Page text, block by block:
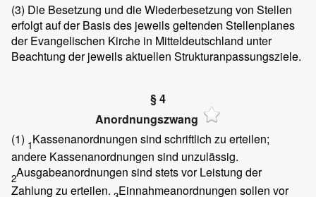
(3) Die Besetzung und die Wiederbesetzung von Stellen
erfolgt auf der Basis des jeweils geltenden Stellenplanes
der Evangelischen Kirche in Mitteldeutschland unter
Beachtung der jeweils aktuellen Strukturanpassungsziele.
§ 4
Anordnungszwang
(1) 1Kassenanordnungen sind schriftlich zu erteilen;
andere Kassenanordnungen sind unzulässig.
2Ausgabeanordnungen sind stets vor Leistung der
Zahlung zu erteilen. Einnahmeanordnungen sollen vor